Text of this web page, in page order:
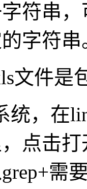
符串，
字符串
文件是
统，在
点击
需